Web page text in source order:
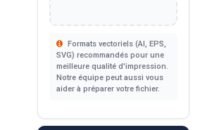
Formats vectoriels (AI, EPS,
SVG) recommandés pour une
meilleure qualité d'impression.
Notre équipe peut aussi vous
aider à préparer votre fichier.